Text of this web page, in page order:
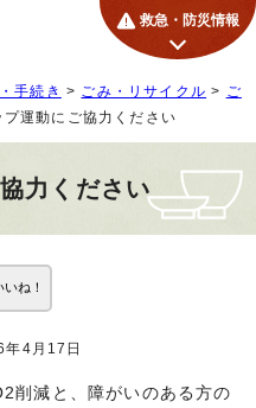
救急・防災情報
手続き > ごみ・リサイクル > ご
運動にご協力ください
力ください
いね！
4月17日
削減と、障がいのある方の